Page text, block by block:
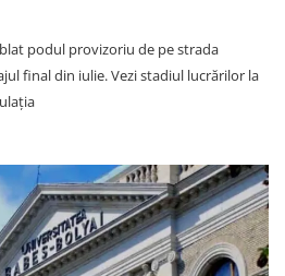
podul provizoriu de pe strada
final din iulie. Vezi stadiul lucrărilor la